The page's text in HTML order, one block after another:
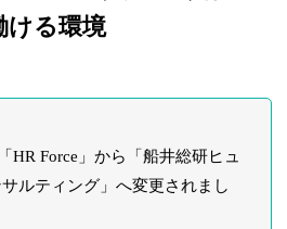
ける環境
HR Force」から「船井総研ヒュ
ルティング」へ変更されまし